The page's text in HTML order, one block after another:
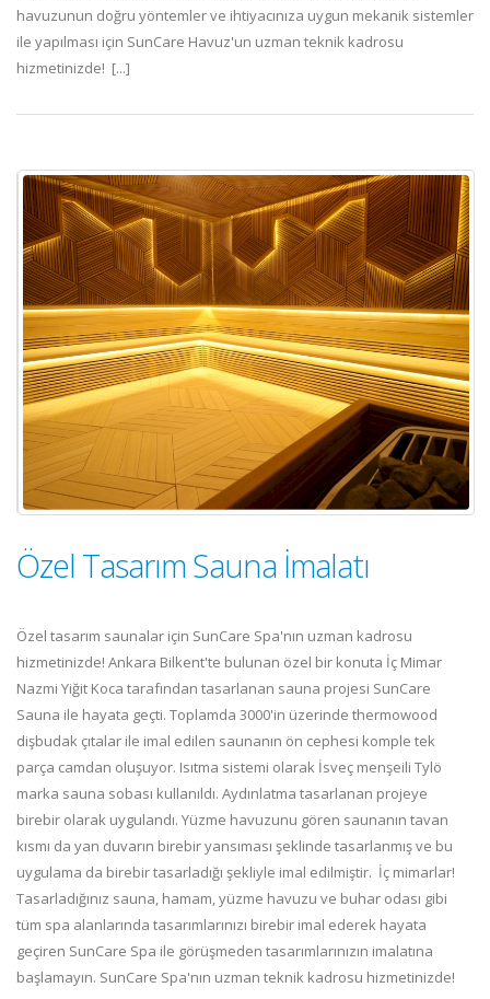
havuzunun doğru yöntemler ve ihtiyacınıza uygun mekanik sistemler
ile yapılması için SunCare Havuz'un uzman teknik kadrosu
hizmetinizde! [...]
Özel Tasarım Sauna İmalatı
Özel tasarım saunalar için SunCare Spa'nın uzman kadrosu
hizmetinizde! Ankara Bilkent'te bulunan özel bir konuta İç Mimar
Nazmi Yiğit Koca tarafından tasarlanan sauna projesi SunCare
Sauna ile hayata geçti. Toplamda 3000'in üzerinde thermowood
dişbudak çıtalar ile imal edilen saunanın ön cephesi komple tek
parça camdan oluşuyor. Isıtma sistemi olarak İsveç menşeili Tylö
marka sauna sobası kullanıldı. Aydınlatma tasarlanan projeye
birebir olarak uygulandı. Yüzme havuzunu gören saunanın tavan
kısmı da yan duvarın birebir yansıması şeklinde tasarlanmış ve bu
uygulama da birebir tasarladığı şekliyle imal edilmiştir. İç mimarlar!
Tasarladığınız sauna, hamam, yüzme havuzu ve buhar odası gibi
tüm spa alanlarında tasarımlarınızı birebir imal ederek hayata
geçiren SunCare Spa ile görüşmeden tasarımlarınızın imalatına
başlamayın. SunCare Spa'nın uzman teknik kadrosu hizmetinizde!